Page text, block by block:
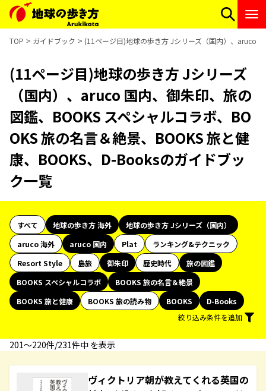
TOP ガイドブック (11ページ目)地球の歩き方 Jシリーズ（国内）、aruco
(11ページ目)地球の歩き方 Jシリーズ
（国内）、aruco 国内、御朱印、旅の
図鑑、BOOKS スペシャルコラボ、BO
OKS 旅の名言＆絶景、BOOKS 旅と健
康、BOOKS、D-Booksのガイドブッ
ク一覧
すべて 地球の歩き方 海外
地球の歩き方 Jシリーズ（国内）
aruco 海外
aruco 国内 Plat
ランキング&テクニック
Resort Style
島旅 御朱印 歴史時代
旅の図鑑
BOOKS スペシャルコラボ
BOOKS 旅の名言＆絶景
BOOKS 旅と健康
BOOKS 旅の読み物 BOOKS
D-Books
絞り込み条件を追加
201〜220件/231件中 を表示
ヴィクトリア朝が教えてくれる英国の